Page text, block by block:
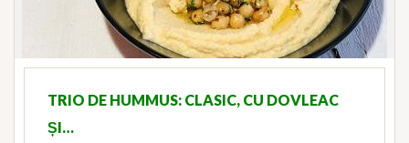
TRIO DE HUMMUS: CLASIC, CU DOVLEAC
ȘI…